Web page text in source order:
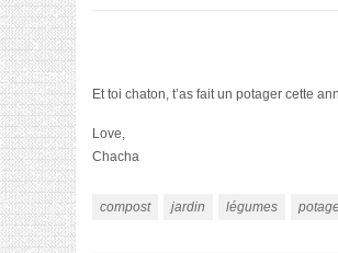
Et toi chaton, t’as fait un potager cette
Love,
Chacha
compost jardin légumes